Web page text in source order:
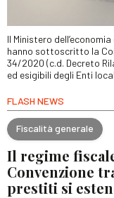
Il Ministero
hanno sottoscritto la
34/2020 (c.d. Decreto
ed esigibili degli Enti
FLASH NEWS
Fiscalità generale
Il regime
Convenzione
prestiti si